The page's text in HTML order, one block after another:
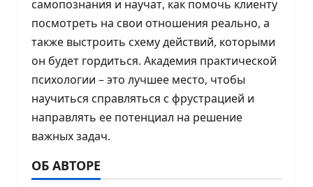
самопознания и научат, как помочь клиенту
посмотреть на свои отношения реально, а
также выстроить схему действий, которыми
он будет гордиться. Академия практической
психологии – это лучшее место, чтобы
научиться справляться с фрустрацией и
направлять ее потенциал на решение
важных задач.
ОБ АВТОРЕ